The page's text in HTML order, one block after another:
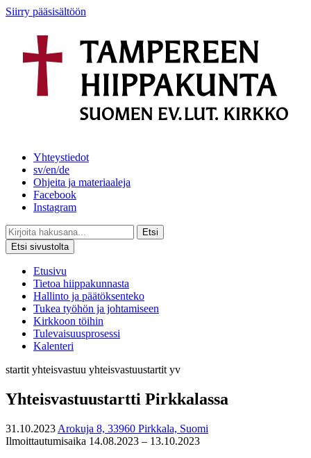
Siirry pääsisältöön
Yhteystiedot
sv/en/de
Ohjeita ja materiaaleja
Facebook
Instagram
Etsi
Etsi sivustolta
Etusivu
Tietoa hiippakunnasta
Hallinto ja päätöksenteko
Tukea työhön ja johtamiseen
Kirkkoon töihin
Tulevaisuusprosessi
Kalenteri
startit yhteisvastuu yhteisvastuustartit yv
Yhteisvastuustartti Pirkkalassa
31.10.2023 Arokuja 8, 33960 Pirkkala, Suomi
Ilmoittautumisaika 14.08.2023 – 13.10.2023